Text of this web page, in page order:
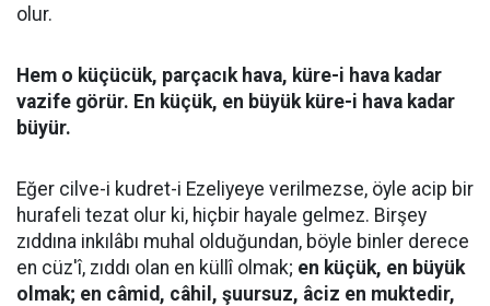
olur.
Hem o küçücük, parçacık hava, küre-i hava kadar
vazife görür. En küçük, en büyük küre-i hava kadar
büyür.
Eğer cilve-i kudret-i Ezeliyeye verilmezse, öyle acip bir
hurafeli tezat olur ki, hiçbir hayale gelmez. Birşey
zıddına inkılâbı muhal olduğundan, böyle binler derece
en cüz'î, zıddı olan en küllî olmak; en küçük, en büyük
olmak; en câmid, câhil, şuursuz, âciz en muktedir,